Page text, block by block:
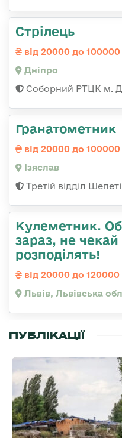
Стрілець
від 20000 до 100000
Дніпро
Соборний РТЦК м.
Гранатометник
від 20000 до 100000
Ізяслав
Третій відділ
Кулеметник.
зараз, не
розподілять!
від 20000 до 120000
Львів, Львівська
ПУБЛІКАЦІЇ